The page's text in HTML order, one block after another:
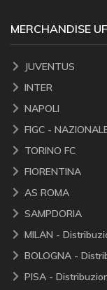
MERCHANDISE
JUVENTUS
INTER
NAPOLI
FIGC -
TORINO FC
FIORENTINA
AS ROMA
SAMPDORIA
MILAN -
BOLOGNA -
PISA -